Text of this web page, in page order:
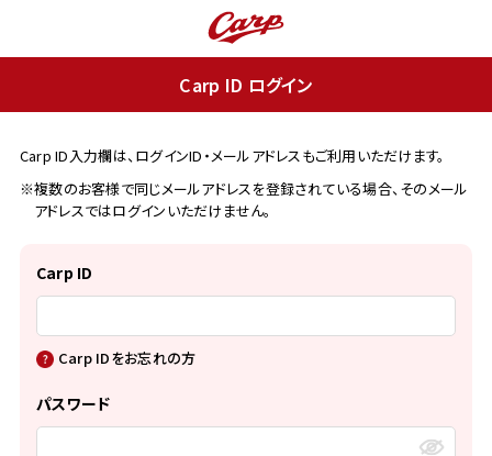
Carp ID ログイン
Carp ID入力欄は、ログインID・メールアドレスもご利用いただけます。
※複数のお客様で同じメールアドレスを登録されている場合、そのメール
アドレスではログインいただけません。
Carp ID
Carp IDをお忘れの方
パスワード